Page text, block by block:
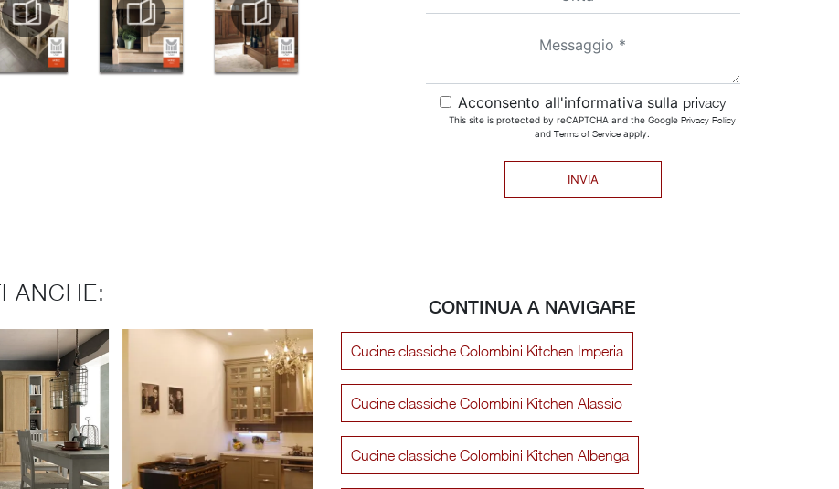
Acconsento all'informativa sulla privacy
This site is protected by reCAPTCHA and the Google Privacy Policy
and Terms of Serviceapply.
INVIA
ANCHE:
CONTINUA A NAVIGARE
Cucine classiche Colombini Kitchen Imperia
Cucine classiche Colombini Kitchen Alassio
Cucine classiche Colombini Kitchen Albenga